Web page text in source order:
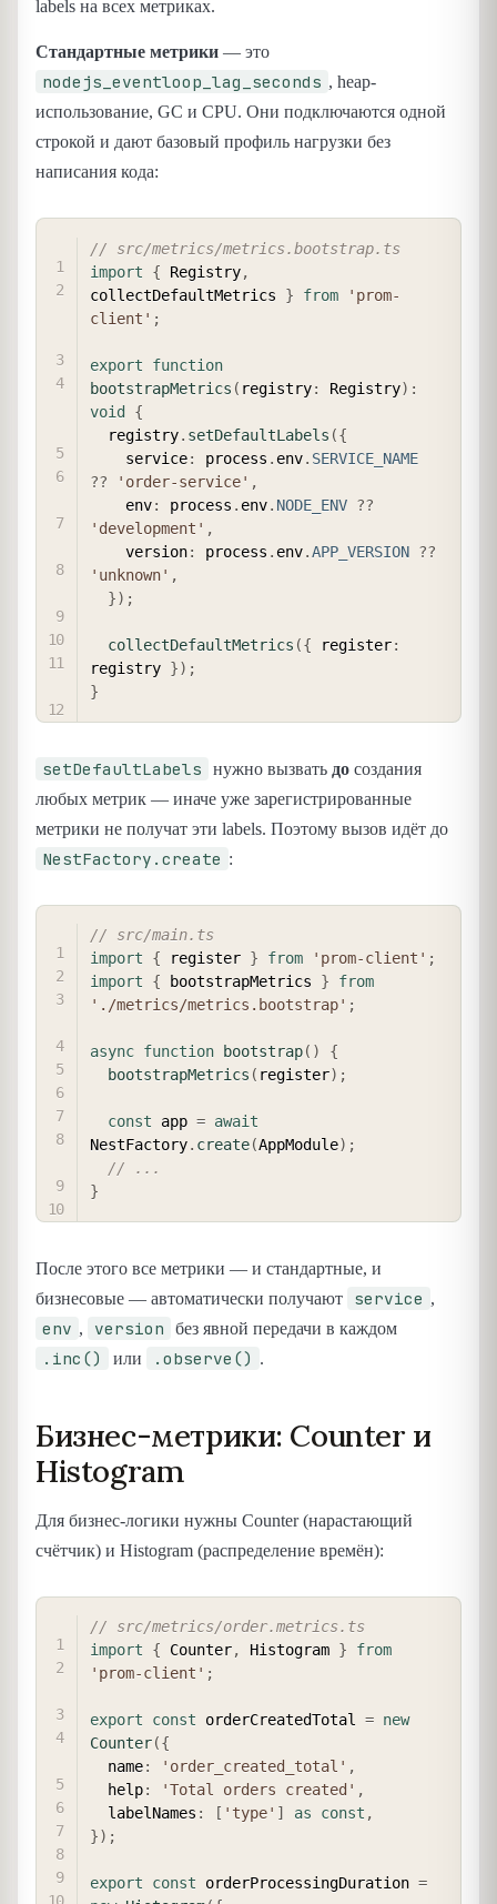
labels на всех метриках.
Стандартные метрики — это
nodejs_eventloop_lag_seconds , heap-
использование, GC и CPU. Они подключаются одной
строкой и дают базовый профиль нагрузки без
написания кода:
// src/metrics/metrics.bootstrap.ts
import
{ Registry,
collectDefaultMetrics } from
'prom-
client' ;
export
function
bootstrapMetrics ( registry: Registry) :
void
{
  registry
. setDefaultLabels ({
    service
: process . env. SERVICE_NAME
??
'order-service' ,
    env
: process . env. NODE_ENV ??
'development' ,
    version
: process . env.APP_VERSION ??
'unknown' ,
}) ;
collectDefaultMetrics ({ register:
registry }) ;
}
setDefaultLabels нужно вызвать до создания
любых метрик — иначе уже зарегистрированные
метрики не получат эти labels. Поэтому вызов идёт до
NestFactory.create :
// src/main.ts
import
{ register } from 'prom-client' ;
import
{ bootstrapMetrics }
from
'./metrics/metrics.bootstrap' ;
async function bootstrap( )
{
bootstrapMetrics ( register) ;
const app = await
NestFactory. create(AppModule) ;
// ...
}
После этого все метрики — и стандартные, и
бизнесовые — автоматически получают
service ,
env , version без явной передачи в каждом
.inc() или .observe() .
Бизнес-метрики: Counter и
Histogram
Для бизнес-логики нужны Counter (нарастающий
счётчик) и Histogram (распределение времён):
// src/metrics/order.metrics.ts
import
{ Counter, Histogram }
from
'prom-client' ;
export const orderCreatedTotal = new
Counter({
  name
: 'order_created_total' ,
  help
: 'Total orders created' ,
  labelNames
: [ 'type' ] as const ,
}) ;
export const orderProcessingDuration =